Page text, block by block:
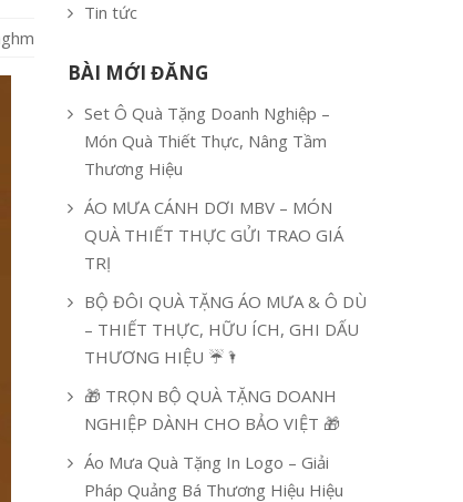
Tin tức
BÀI MỚI ĐĂNG
Set Ô Quà Tặng Doanh Nghiệp –
Món Quà Thiết Thực, Nâng Tầm
Thương Hiệu
ÁO MƯA CÁNH DƠI MBV – MÓN
QUÀ THIẾT THỰC GỬI TRAO GIÁ
TRỊ
BỘ ĐÔI QUÀ TẶNG ÁO MƯA & Ô DÙ
– THIẾT THỰC, HỮU ÍCH, GHI DẤU
THƯƠNG HIỆU ☔🌂
🎁 TRỌN BỘ QUÀ TẶNG DOANH
NGHIỆP DÀNH CHO BẢO VIỆT 🎁
Áo Mưa Quà Tặng In Logo – Giải
Pháp Quảng Bá Thương Hiệu Hiệu